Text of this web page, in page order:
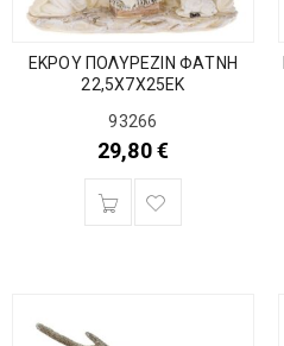
ΕΚΡΟΥ ΠΟΛΥΡΕΖΙΝ ΦΑΤΝΗ
22,5Χ7Χ25ΕΚ
93266
29,80€